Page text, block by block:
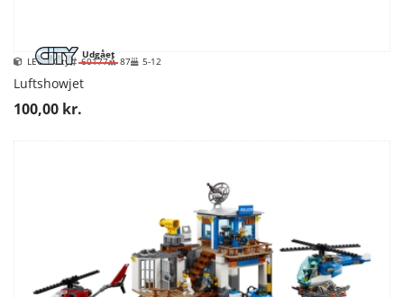
Udgået
LEGO City 60177 87 5-12
Luftshowjet
100,00 kr.